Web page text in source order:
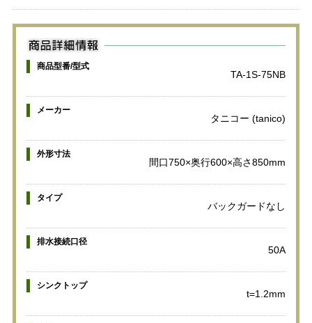
商品型番/型式
TA-1S-75NB
メーカー
タニコー (tanico)
外形寸法
間口750×奥行600×高さ850mm
タイプ
バックガードなし
排水接続口径
50A
シンクトップ
t=1.2mm